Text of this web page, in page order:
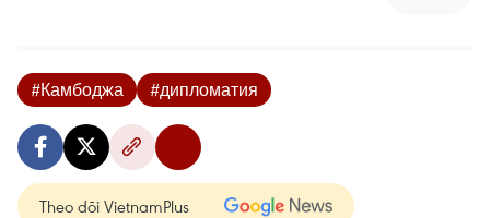
#Камбоджа #дипломатия
Theo dõi VietnamPlus